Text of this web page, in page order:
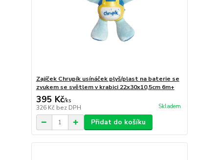
Zajíček Chrupík usínáček plyš/plast na baterie se
zvukem se světlem v krabici 22x30x10,5cm 6m+
395 Kč/ks
326 Kč bez DPH Skladem
Přidat do košíku